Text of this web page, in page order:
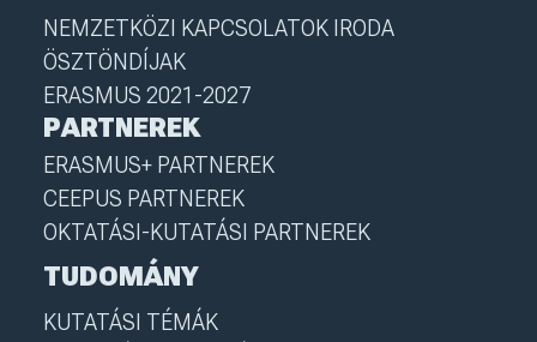
NEMZETKÖZI KAPCSOLATOK IRODA
ÖSZTÖNDÍJAK
ERASMUS 2021-2027
PARTNEREK
ERASMUS+ PARTNEREK
CEEPUS PARTNEREK
OKTATÁSI-KUTATÁSI PARTNEREK
TUDOMÁNY
KUTATÁSI TÉMÁK